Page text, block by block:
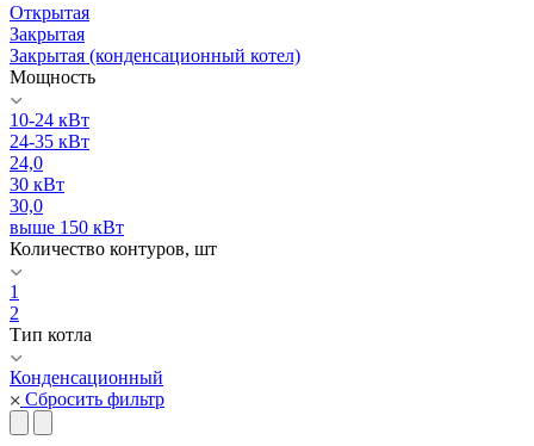
Открытая
Закрытая
Закрытая (конденсационный котел)
Мощность
10-24 кВт
24-35 кВт
24,0
30 кВт
30,0
выше 150 кВт
Количество контуров, шт
1
2
Тип котла
Конденсационный
Сбросить фильтр